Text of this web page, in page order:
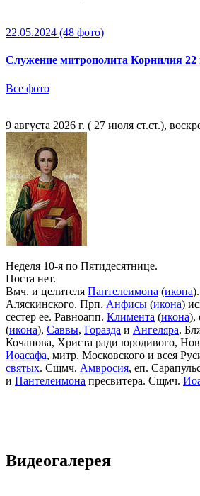
22.05.2024 (48 фото)
Служение митрополита Корнилия 22
Все фото
9 августа 2026 г. ( 27 июля ст.ст.),
Неделя 10-я по Пятидесятнице.
Поста нет.
Вмч. и целителя Пантелеимона (икона
Аляскинского. Прп. Анфисы (икона)
сестер ее. Равноапп. Климента (икона),
(икона), Саввы, Горазда и Ангеляра.
Кочанова, Христа ради юродивого,
Иоасафа, митр. Московского и всея
святых. Сщмч. Амвросия, еп.
и Пантелеимона пресвитера. Сщмч.
Видеогалерея